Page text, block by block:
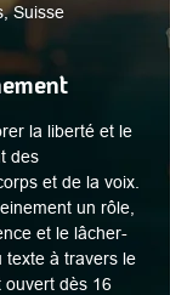
Suisse
la liberté et le
des
et de la voix.
un rôle,
et le lâcher-
texte à travers le
ouvert dès 16